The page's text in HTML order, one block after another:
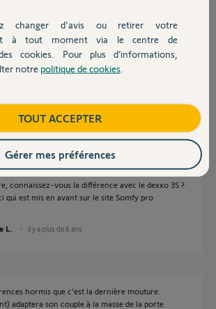
pro
de lire le contraire si Richy passe par là.
que moi je connais très bien ce moteur à
il y a plus de 6 ans
connaissez-vous la différence avec le dexxo 3S ?
qui est mis en avant sur le site Somfy pro
L. il y a plus de 6 ans
hormis que c'est la dernière mouture:
adaptera son couple à la masse de la porte.
changer d'avis ou retirer votre
à tout moment via le centre de
cookies. Pour plus d’informations,
notre politique de cookies
TOUT ACCEPTER
Gérer mes préférences